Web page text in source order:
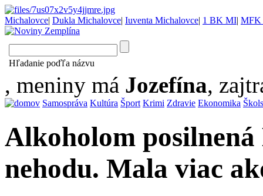
Michalovce| Dukla Michalovce| Iuventa Michalovce| 1 BK MI| MFK
Hľadanie poďľa názvu
, meniny má Jozefína,
Samospráva Kultúra Šport Krimi Zdravie Ekonomika
Alkoholom
nehodu. Mala viac